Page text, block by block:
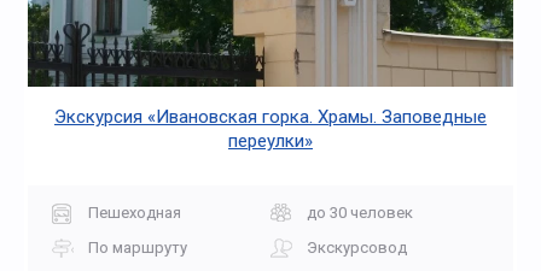
Экскурсия «Ивановская горка. Храмы. Заповедные
переулки»
Пешеходная
до 30 человек
По маршруту
Экскурсовод